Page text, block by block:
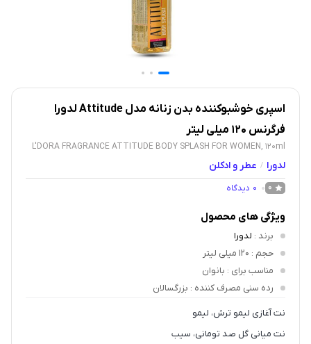
اسپری خوشبوکننده بدن زنانه مدل Attitude لدورا
فرگرنس 120 میلی لیتر
L'DORA FRAGRANCE ATTITUDE BODY SPLASH FOR WOMEN, 120ml
لدورا / عطر و ادکلن
0
0 دیدگاه
ویژگی های محصول
برند : لدورا
حجم : 120 میلی لیتر
مناسب برای : بانوان
رده سنی مصرف کننده : بزرگسالان
نت آغازی لیمو ترش، لیمو
نت میانی گل صد تومانی، سیب